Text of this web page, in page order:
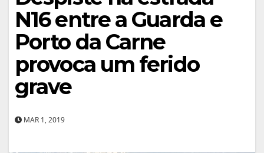
N16 entre a Guarda e
Porto da Carne
provoca um ferido
grave
MAR 1, 2019